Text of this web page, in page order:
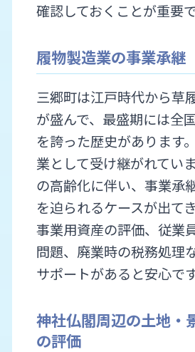
確認しておくことが重要で
履物製造業の事業承継
三郷町は江戸時代から草
が盛んで、最盛期には全
を誇った歴史があります
業として受け継がれてい
の高齢化に伴い、事業承
を迫られるケースが出て
事業用資産の評価、従業
問題、廃業時の税務処理
サポートがあると安心です
神社仏閣周辺の土地・
の評価